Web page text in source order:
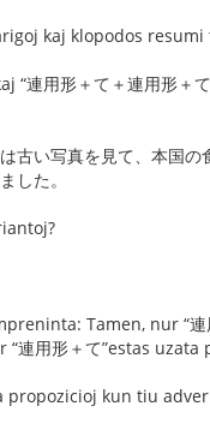
kaj klopodos
“連用形＋て＋連用
古い写真を見て、本国
した。
Tamen, nur “
“連用形＋て”estas
propozicioj kun tiu